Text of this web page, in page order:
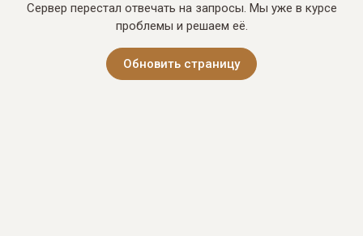
Сервер перестал отвечать на запросы. Мы уже в курсе
проблемы и решаем её.
Обновить страницу